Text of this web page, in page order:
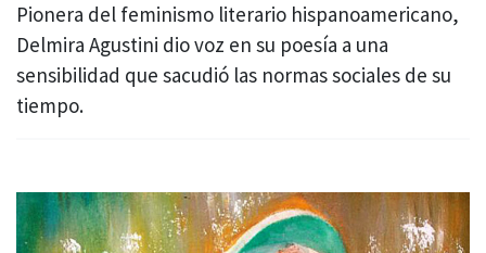
Pionera del feminismo literario hispanoamericano,
Delmira Agustini dio voz en su poesía a una
sensibilidad que sacudió las normas sociales de su
tiempo.